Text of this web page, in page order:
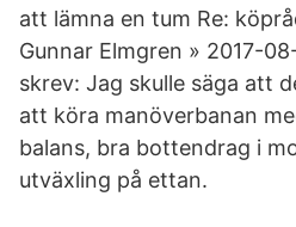
att lämna en tum Re:
Gunnar Elmgren » 2017-
skrev: Jag skulle säga att
att köra manöverbanan
balans, bra bottendrag i
utväxling på ettan.